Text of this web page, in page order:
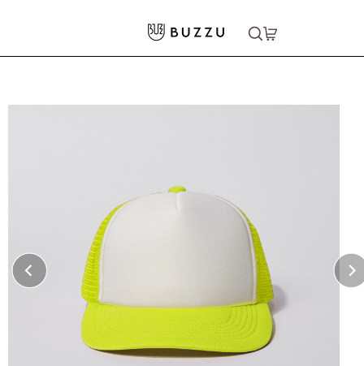
メッシュキャップ